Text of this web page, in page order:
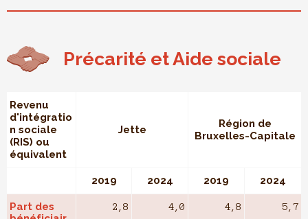
Précarité et Aide sociale
Revenu
d'intégratio
n sociale
(RIS) ou
équivalent
Jette
Région de
Bruxelles-Capitale
2019 2024 2019 2024
Part des
2,8 4,0 4,8 5,7